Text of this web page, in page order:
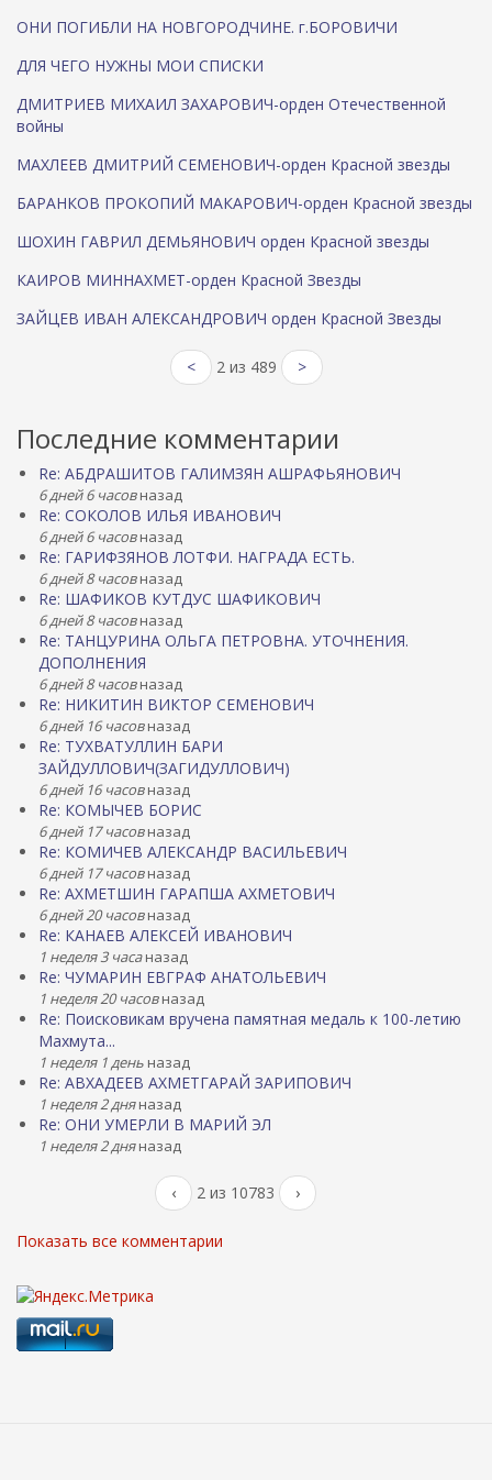
ОНИ ПОГИБЛИ НА НОВГОРОДЧИНЕ. г.БОРОВИЧИ
ДЛЯ ЧЕГО НУЖНЫ МОИ СПИСКИ
ДМИТРИЕВ МИХАИЛ ЗАХАРОВИЧ-орден Отечественной
войны
МАХЛЕЕВ ДМИТРИЙ СЕМЕНОВИЧ-орден Красной звезды
БАРАНКОВ ПРОКОПИЙ МАКАРОВИЧ-орден Красной звезды
ШОХИН ГАВРИЛ ДЕМЬЯНОВИЧ орден Красной звезды
КАИРОВ МИННАХМЕТ-орден Красной Звезды
ЗАЙЦЕВ ИВАН АЛЕКСАНДРОВИЧ орден Красной Звезды
< 2 из 489 >
Последние комментарии
Re: АБДРАШИТОВ ГАЛИМЗЯН АШРАФЬЯНОВИЧ
6 дней 6 часовназад
Re: СОКОЛОВ ИЛЬЯ ИВАНОВИЧ
6 дней 6 часовназад
Re: ГАРИФЗЯНОВ ЛОТФИ. НАГРАДА ЕСТЬ.
6 дней 8 часовназад
Re: ШАФИКОВ КУТДУС ШАФИКОВИЧ
6 дней 8 часовназад
Re: ТАНЦУРИНА ОЛЬГА ПЕТРОВНА. УТОЧНЕНИЯ.
ДОПОЛНЕНИЯ
6 дней 8 часовназад
Re: НИКИТИН ВИКТОР СЕМЕНОВИЧ
6 дней 16 часовназад
Re: ТУХВАТУЛЛИН БАРИ
ЗАЙДУЛЛОВИЧ(ЗАГИДУЛЛОВИЧ)
6 дней 16 часовназад
Re: КОМЫЧЕВ БОРИС
6 дней 17 часовназад
Re: КОМИЧЕВ АЛЕКСАНДР ВАСИЛЬЕВИЧ
6 дней 17 часовназад
Re: АХМЕТШИН ГАРАПША АХМЕТОВИЧ
6 дней 20 часовназад
Re: КАНАЕВ АЛЕКСЕЙ ИВАНОВИЧ
1 неделя 3 часаназад
Re: ЧУМАРИН ЕВГРАФ АНАТОЛЬЕВИЧ
1 неделя 20 часовназад
Re: Поисковикам вручена памятная медаль к 100-летию
Махмута...
1 неделя 1 день назад
Re: АВХАДЕЕВ АХМЕТГАРАЙ ЗАРИПОВИЧ
1 неделя 2 дняназад
Re: ОНИ УМЕРЛИ В МАРИЙ ЭЛ
1 неделя 2 дняназад
‹ 2 из 10783 ›
Показать все комментарии